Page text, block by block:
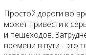
Простой дороги во
может привести к
и пешеходов.
времени в пути - это